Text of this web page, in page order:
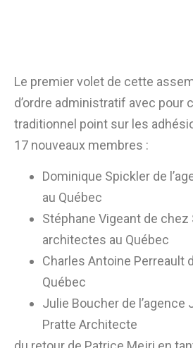
Le premier volet de cette
d’ordre administratif avec pour
traditionnel point sur les
17 nouveaux membres :
Dominique Spickler de
au Québec
Stéphane Vigeant de
architectes au Québec
Charles Antoine Perreault
Québec
Julie Boucher de l’agence
Pratte Architecte